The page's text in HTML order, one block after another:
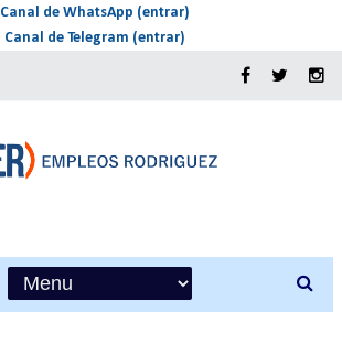
Canal de WhatsApp (entrar)
Canal de Telegram (entrar)